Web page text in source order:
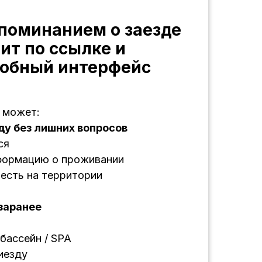
о заезде
по ссылке и
интерфейс
может:
без лишних вопросов
о проживании
на территории
/ SPA